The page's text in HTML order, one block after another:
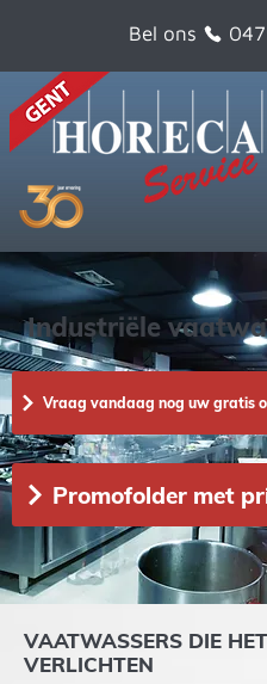
Bel ons
Industriële
Vraag vandaag nog uw gratis
Promofolder met
VAATWASSERS DIE
VERLICHTEN